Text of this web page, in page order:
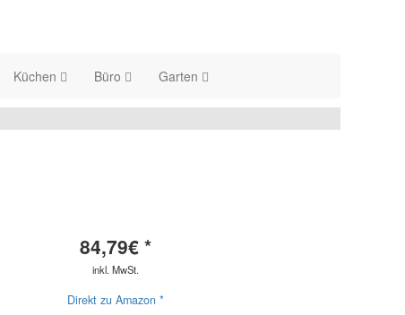
Küchen Büro Garten
84,79€ *
inkl. MwSt.
Direkt zu Amazon *